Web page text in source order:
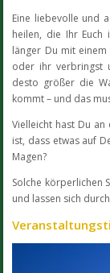
Eine liebevolle und
heilen, die Ihr Euch
länger Du mit
oder ihr verbringst
desto größer die
kommt – und das
Vielleicht hast Du an
ist, dass etwas auf
Magen?
Solche körperlichen
und lassen sich